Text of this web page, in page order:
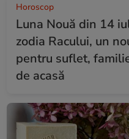
Horoscop
Luna Nouă din 14
zodia Racului, un
pentru suflet,
de acasă